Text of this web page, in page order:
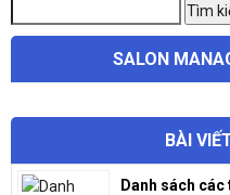
kiếm:
Tìm
SALON
BÀI
Danh sách